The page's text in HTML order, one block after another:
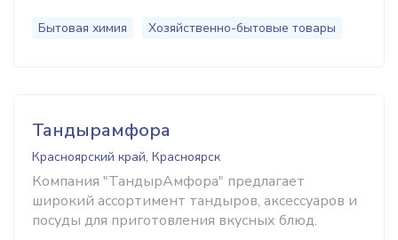
Бытовая химия Хозяйственно-бытовые товары
Тандырамфора
Красноярский край, Красноярск
Компания "ТандырАмфора" предлагает
широкий ассортимент тандыров, аксессуаров и
посуды для приготовления вкусных блюд.